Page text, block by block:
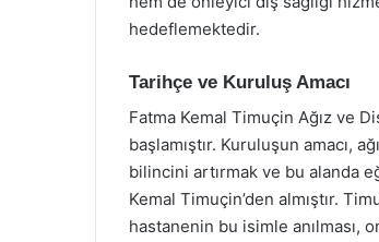
hedeflemektedir.
Tarihçe ve Kuruluş Amacı
Fatma Kemal Timuçin Ağız ve
başlamıştır. Kuruluşun amacı,
bilincini artırmak ve bu alanda
Kemal Timuçin’den almıştır.
hastanenin bu isimle anılması,